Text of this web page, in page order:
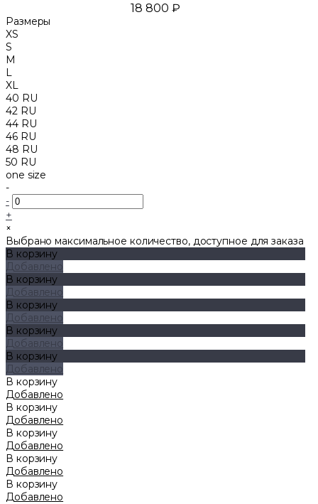
18 800 ₽
Размеры
XS
S
M
L
XL
40 RU
42 RU
44 RU
46 RU
48 RU
50 RU
one size
-
-
+
×
Выбрано максимальное количество, доступное для заказа
В корзину
Добавлено
В корзину
Добавлено
В корзину
Добавлено
В корзину
Добавлено
В корзину
Добавлено
В корзину
Добавлено
В корзину
Добавлено
В корзину
Добавлено
В корзину
Добавлено
В корзину
Добавлено